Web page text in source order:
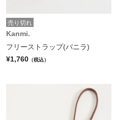
売り切れ
Kanmi.
フリーストラップ(バニラ)
¥1,760 （税込）